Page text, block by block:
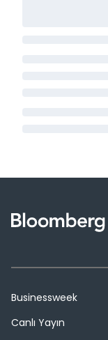
Businessweek
Canlı Yayın